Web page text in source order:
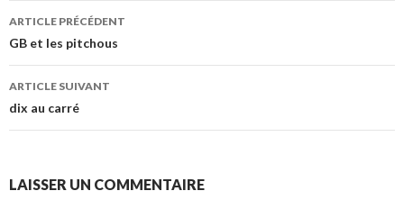
ARTICLE PRÉCÉDENT
GB et les pitchous
ARTICLE SUIVANT
dix au carré
LAISSER UN COMMENTAIRE